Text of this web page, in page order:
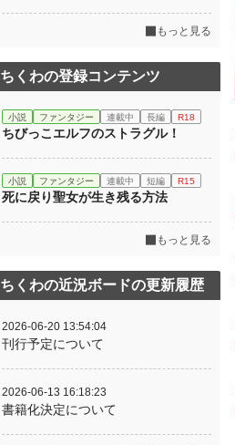
もっと見る
ちくわの登録コンテンツ
小説 ファンタジー 連載中 長編 R18
ちびっこエルフのストラグル！
小説 ファンタジー 連載中 短編 R15
死に戻り聖女が生き残る方法
もっと見る
ちくわの近況ボードの更新履歴
2026-06-20 13:54:04
刊行予定について
2026-06-13 16:18:23
書籍化決定について